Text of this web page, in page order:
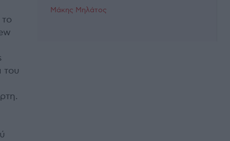
του
Μάκης Μηλάτος